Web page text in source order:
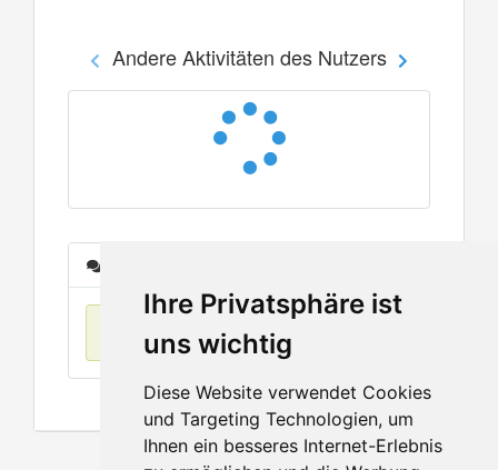
Ihre Privatsphäre ist
uns wichtig
Diese Website verwendet Cookies
und Targeting Technologien, um
Ihnen ein besseres Internet-Erlebnis
Andere Aktivitäten des Nutzers
Keine Einträge